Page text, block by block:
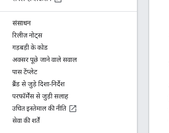
संसाधन
रिलीज़ नोट्स
गड़बड़ी के कोड
अक्सर पूछे जाने वाले सवाल
पास टेंप्लेट
ब्रैंड से जुड़े दिशा-निर्देश
परफ़ॉर्मेंस से जुड़ी सलाह
उचित इस्तेमाल की नीति
सेवा की शर्तें